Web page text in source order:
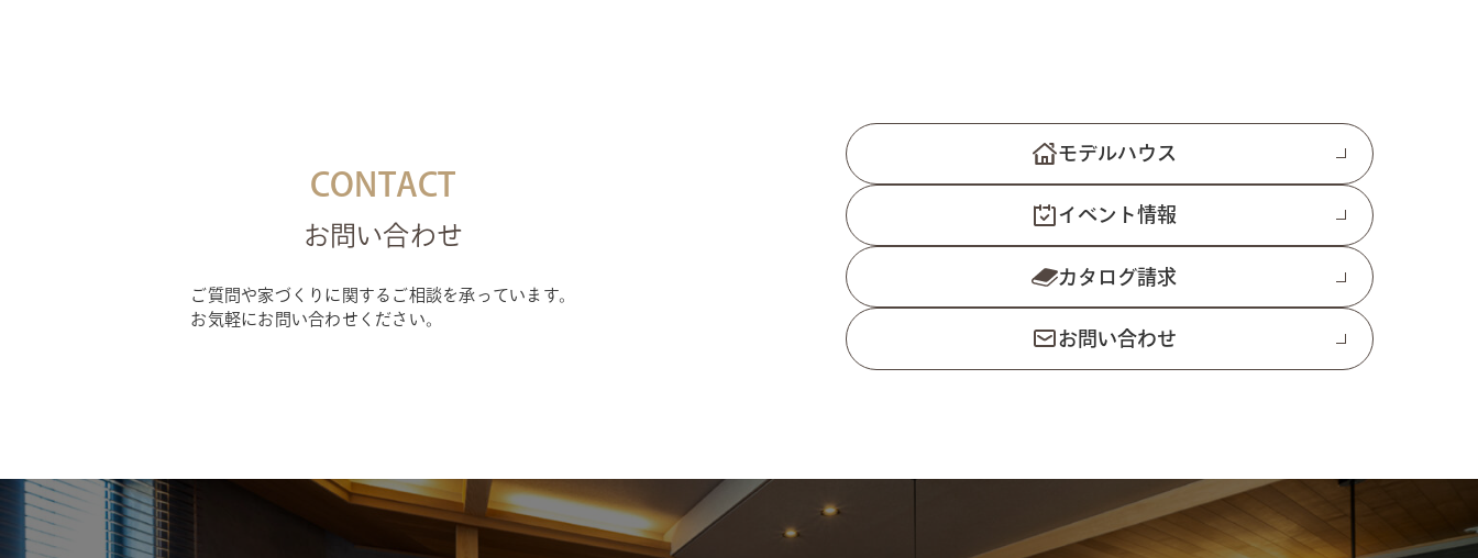
CONTACT
お問い合わせ
ご質問や家づくりに関するご相談を承っています。
お気軽にお問い合わせください。
モデルハウス
イベント情報
カタログ請求
お問い合わせ